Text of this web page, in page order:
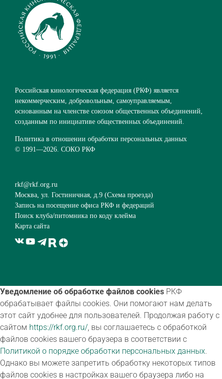
Российская кинологическая федерация (РКФ) является
некоммерческим, добровольным, самоуправляемым,
основанным на членстве союзом общественных объединений,
созданным по инициативе общественных объединений.
Политика в отношении обработки персональных данных
© 1991—2026. СОКО РКФ
rkf@rkf.org.ru
Москва, ул. Гостиничная, д.9 (Схема проезда)
Запись на посещение офиса РКФ и федераций
Поиск клуба/питомника по коду клейма
Карта сайта
Уведомление об обработке файлов cookies РКФ
обрабатывает файлы cookies. Они помогают нам делать
этот сайт удобнее для пользователей. Продолжая работу с
сайтом https://rkf.org.ru/ , вы соглашаетесь с обработкой
файлов cookies вашего браузера в соответствии с
Политикой о порядке обработки персональных данных.
Однако вы можете запретить обработку некоторых типов
файлов cookies в настройках вашего браузера либо на